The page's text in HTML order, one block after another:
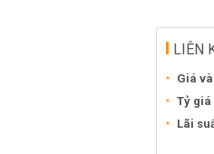
LIÊN
Giá
Tỷ
Lãi